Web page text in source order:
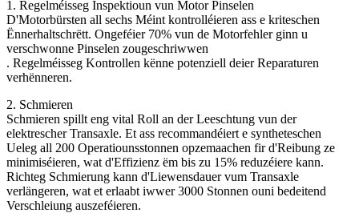
1. Regelméisseg Inspektioun vun Motor Pinselen
D'Motorbürsten all sechs Méint kontrolléieren ass e kriteschen
Ënnerhaltschrëtt. Ongeféier 70% vun de Motorfehler ginn u
verschwonne Pinselen zougeschriwwen
. Regelméisseg Kontrollen kënne potenziell deier Reparaturen
verhënneren.
2. Schmieren
Schmieren spillt eng vital Roll an der Leeschtung vun der
elektrescher Transaxle. Et ass recommandéiert e syntheteschen
Ueleg all 200 Operatiounsstonnen opzemaachen fir d'Reibung ze
minimiséieren, wat d'Effizienz ëm bis zu 15% reduzéiere kann.
Richteg Schmierung kann d'Liewensdauer vum Transaxle
verlängeren, wat et erlaabt iwwer 3000 Stonnen ouni bedeitend
Verschleiung auszeféieren.